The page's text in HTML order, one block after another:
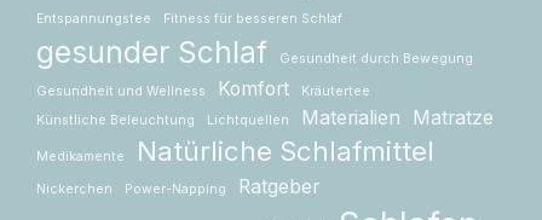
Entspannungstee Fitness für besseren Schlaf
gesunder Schlaf Gesundheit durch Bewegung
Gesundheit und Wellness Komfort
Kräutertee
Künstliche Beleuchtung
Lichtquellen Materialien Matratze
Medikamente Natürliche Schlafmittel
Nickerchen Power-Napping Ratgeber